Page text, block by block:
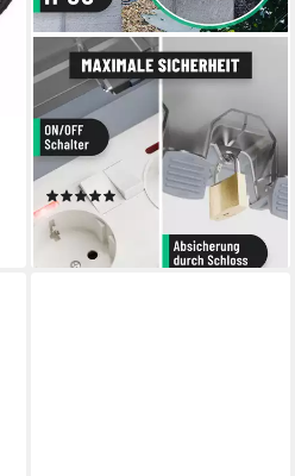
GREATE.
1x abschließbare
Außensteckdose + Schalter -
2fach wasserdicht IP66
Steckdosenleiste
(4)
ab 24,99 €
lieferbar - in 2-3 Werktagen bei dir